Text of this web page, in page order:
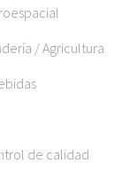
/ Agricultura
de calidad